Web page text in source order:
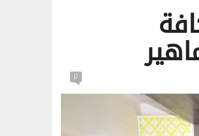
0